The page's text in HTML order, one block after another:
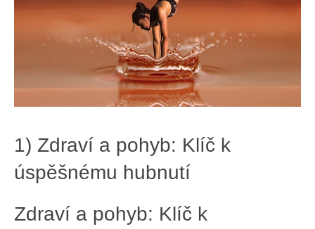
1) Zdraví a pohyb: Klíč k
úspěšnému⁣ hubnutí
Zdraví a pohyb: Klíč ⁢k